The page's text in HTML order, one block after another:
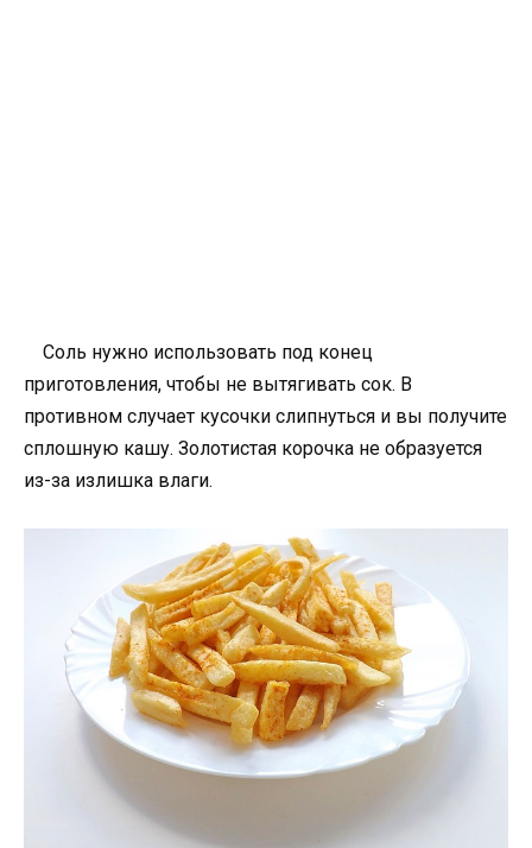
Соль нужно использовать под конец
приготовления, чтобы не вытягивать сок. В
противном случает кусочки слипнуться и вы получите
сплошную кашу. Золотистая корочка не образуется
из-за излишка влаги.